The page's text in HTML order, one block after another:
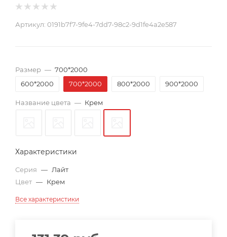
Артикул: 0191b7f7-9fe4-7dd7-98c2-9d1fe4a2e587
Размер — 700*2000
600*2000
700*2000 800*2000 900*2000
Название цвета — Крем
Характеристики
Серия — Лайт
Цвет — Крем
Все характеристики